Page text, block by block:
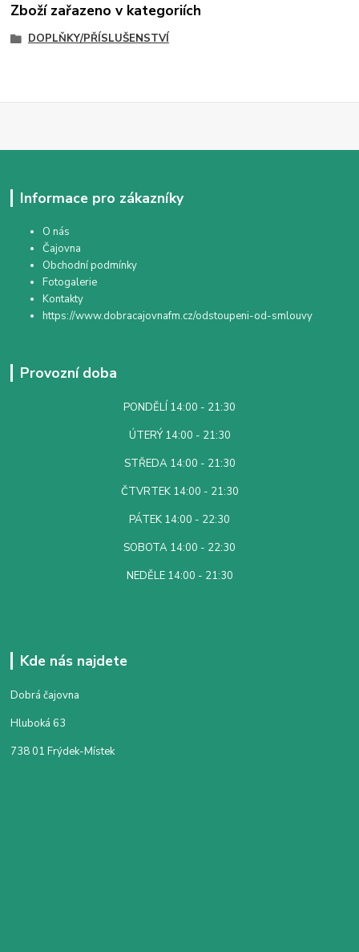
Zboží zařazeno v kategoriích
DOPLŇKY/PŘÍSLUŠENSTVÍ
Informace pro zákazníky
O nás
Čajovna
Obchodní podmínky
Fotogalerie
Kontakty
https://www.dobracajovnafm.cz/odstoupeni-od-smlouvy
Provozní doba
PONDĚLÍ 14:00 - 21:30
ÚTERÝ 14:00 - 21:30
STŘEDA 14:00 - 21:30
ČTVRTEK 14:00 - 21:30
PÁTEK 14:00 - 22:30
SOBOTA 14:00 - 22:30
NEDĚLE 14:00 - 21:30
Kde nás najdete
Dobrá čajovna
Hluboká 63
738 01 Frýdek-Místek